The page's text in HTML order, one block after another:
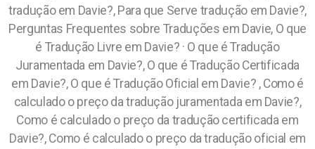
tradução em Davie?, Para que Serve tradução em Davie?,
Perguntas Frequentes sobre Traduções em Davie, O que
é Tradução Livre em Davie? · O que é Tradução
Juramentada em Davie?, O que é Tradução Certificada
em Davie?, O que é Tradução Oficial em Davie? , Como é
calculado o preço da tradução juramentada em Davie?,
Como é calculado o preço da tradução certificada em
Davie?, Como é calculado o preço da tradução oficial em